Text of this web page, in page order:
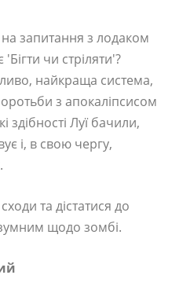
запитання з лодаком
чи стріляти'?
найкраща система,
з апокаліпсисом
здібності Луї бачили,
і, в свою чергу,
та дістатися до
щодо зомбі.